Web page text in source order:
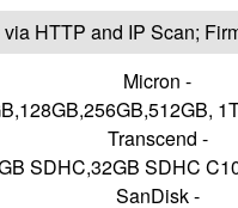
HTTP and IP Scan;
Micron -
Transcend -
SDHC,32GB SDHC
SanDisk -